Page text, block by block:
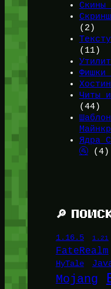
Скины
(2)
(11)
Фишки
Читы
(44)
Ядра
🚰(4)
🔎
1.16.5 1.21
FateRealm
HyTale
Mojang